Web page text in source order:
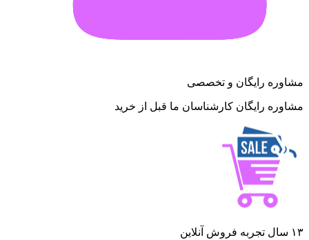
مشاوره رایگان و تخصصی
مشاوره رایگان کارشناسان ما قبل از خرید
۱۳ سال تجربه فروش آنلاین